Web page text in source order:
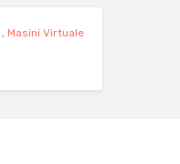
, Masini Virtuale